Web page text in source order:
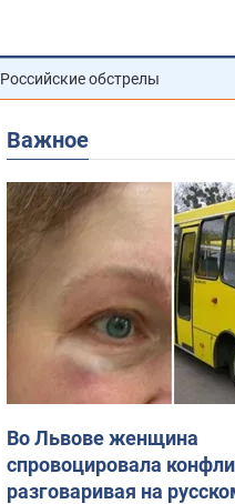
Российские обстрелы
Важное
Во Львове женщина
спровоцировала
разговаривая на